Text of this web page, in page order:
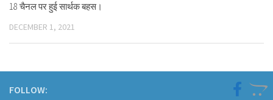
18 चैनल पर हुई सार्थक बहस।
DECEMBER 1, 2021
FOLLOW: